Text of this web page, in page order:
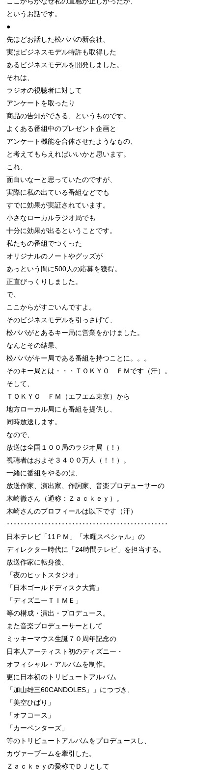
というお話です。
●
先ほどお話した松パパの新会社、
実はビジネスモデル特許も取得した
あるビジネスモデルを開発しました。
それは、
ラジオの視聴者に対して
アンケートを取ったり
商品の告知ができる、というものです。
よくある番組中のプレゼント企画と
アンケート機能を合体させたようなもの、
と考えてもらえればいいかと思います。
これ、
面白いなーと思っていたのですが、
実際に私の出ている番組などでも
すでに効果が実証されています。
小さなローカルラジオ局でも
十分に効果が出るということです。
私たちの番組でつくった
オリジナルのノートやグッズが
あっという間に500人の応募を獲得。
正直びっくりしました。
で、
ここからがすごいんですよ。
そのビジネスモデルを引っさげて、
松パパがとあるキー局に営業をかけました。
なんとその結果、
松パパがキー局である番組を持つことに。。。
そのキー局とは・・・ＴＯＫＹＯ　ＦＭです（汗）。
そして、
ＴＯＫＹＯ　ＦＭ（エフエム東京）から
地方ローカル局にも番組を提供し、
同時放送します。
なので、
放送は全国１００局のラジオ局（！）
視聴者はおよそ３４００万人（！！）。
一緒に番組をやるのは、
放送作家、演出家、作詞家、音楽プロデューサーの
木崎徹さん（通称：Ｚａｃｋｅｙ）。
木崎さんのプロフィールは以下です（汗）
･･･････････････････････････････････････････････
日本テレビ「11ＰＭ」「木曜スペシャル」の
ディレクター時代に「24時間テレビ」を担当する。
放送作家に転身後、
「夜のヒットスタジオ」
「日本ゴールドディスク大賞」
「ディズニーＴＩＭＥ」
等の構成・演出・プロデュース。
また音楽プロデューサーとして
ミッキーマウス生誕７０周年記念の
日本人アーティスト初のディズニー・
オフィシャル・アルバムを制作。
更に日本初のトリビュートアルバム
「加山雄三60CANDOLES」」につづき、
「美空ひばり」
「オフコース」
「カーペンターズ」
等のトリビュートアルバムをプロデュースし、
カヴァーブームを牽引した。
Ｚａｃｋｅｙの愛称でＤＪとして